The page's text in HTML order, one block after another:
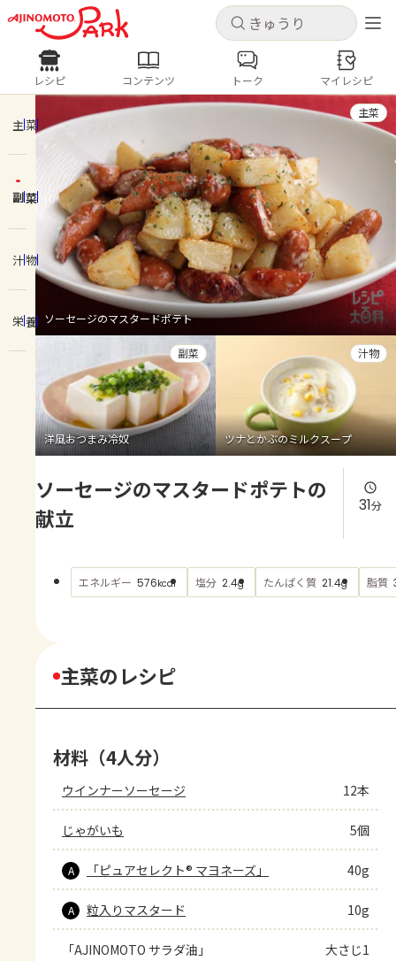
キャンセル
ログインするとレシピを保存できます
ホーム
コンテンツ
レシピ
よくあるお問い合わせ
お買い物
AJINOMOTO PARK とは
キャンセル
レシピ コンテンツ
人気の食材・レシピ
きゅうり なす トマト
とうもろこし
ピーマン
みょうが ゴーヤ
レシピ コンテンツ トーク マイレシピ
主菜
副菜
汁物
栄養 ソーセージのマスタードポテト
主菜
洋風おつまみ冷奴
副菜
ツナとかぶのミルクスープ
汁物
ソーセージのマスタードポテトの
献立
31分
エネルギー 576kcal 塩分 2.4g たんぱく質 21.4g 脂質
主菜のレシピ
材料（4人分）
ウインナーソーセージ 12本
じゃがいも 5個
A 「ピュアセレクト® マヨネーズ」 40g
A 粒入りマスタード 10g
「AJINOMOTO サラダ油」 大さじ1